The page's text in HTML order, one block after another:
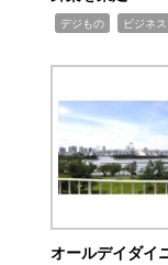
デジもの ビジネス
オールデイダイ